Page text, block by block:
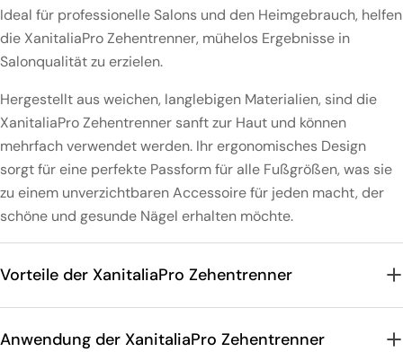
Ideal für professionelle Salons und den Heimgebrauch, helfen
die XanitaliaPro Zehentrenner, mühelos Ergebnisse in
Salonqualität zu erzielen.
Hergestellt aus weichen, langlebigen Materialien, sind die
XanitaliaPro Zehentrenner sanft zur Haut und können
mehrfach verwendet werden. Ihr ergonomisches Design
sorgt für eine perfekte Passform für alle Fußgrößen, was sie
zu einem unverzichtbaren Accessoire für jeden macht, der
schöne und gesunde Nägel erhalten möchte.
Vorteile der XanitaliaPro Zehentrenner
Anwendung der XanitaliaPro Zehentrenner